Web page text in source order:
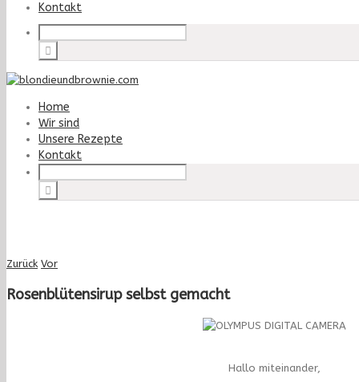
Kontakt
Home
Wir sind
Unsere Rezepte
Kontakt
Zurück Vor
Rosenblütensirup selbst gemacht
Hallo miteinander,